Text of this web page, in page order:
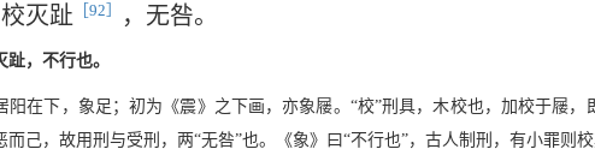
校灭趾 ［92］ ，无咎。
趾，不行也。
阳在下，象足；初为《震》之下画，亦象屦。“校”刑具，木校也，加校于屦
己，故用刑与受刑，两“无咎”也。《象》曰“不行也”，古人制刑，有小罪则